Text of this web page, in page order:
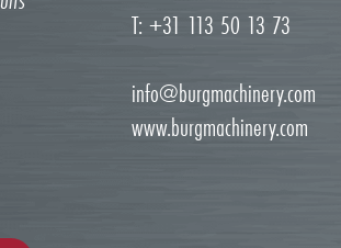
T: +31 113 50 13 73
info@burgmachinery.com
www.burgmachinery.com